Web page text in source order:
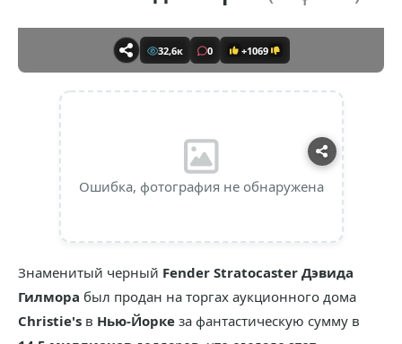
32,6к 0 +1069
Ошибка, фотография не обнаружена
Знаменитый черный Fender Stratocaster Дэвида
Гилмора был продан на торгах аукционного дома
Christie's в Нью-Йорке за фантастическую сумму в